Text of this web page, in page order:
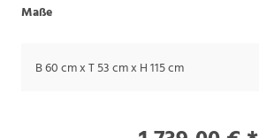
Maße
B 60 cm x T 53 cm x H 115 cm